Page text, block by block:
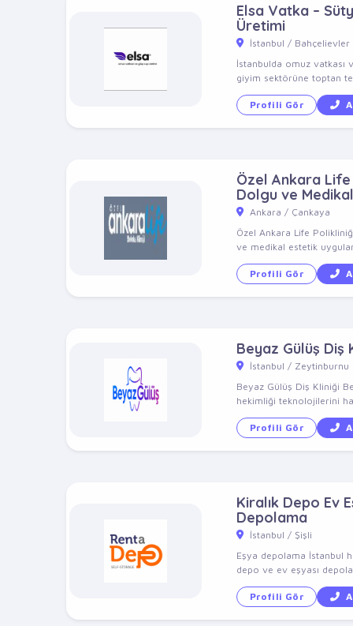
Elsa Vatka –
Üretimi
İstanbul / Bahçelievler
İstanbulda omuz vatkası
giyim sektörüne toptan
Profili Gör
Özel Ankara
Dolgu ve
Ankara / Çankaya
Özel Ankara Life
ve medikal estetik
Profili Gör
Beyaz Gülüş Diş
İstanbul / Zeytinburnu
Beyaz Gülüş Diş Kliniği
hekimliği teknolojilerini
Profili Gör
Kiralık Depo Ev
Depolama
İstanbul / Şişli
Eşya depolama İstanbul
depo ve ev eşyası
Profili Gör